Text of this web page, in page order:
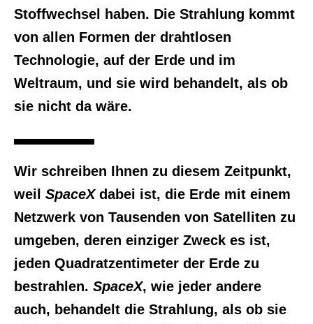
Stoffwechsel haben. Die Strahlung kommt
von allen Formen der drahtlosen
Technologie, auf der Erde und im
Weltraum, und sie wird behandelt, als ob
sie nicht da wäre.
Wir schreiben Ihnen zu diesem Zeitpunkt,
weil SpaceXdabei ist, die Erde mit einem
Netzwerk von Tausenden von Satelliten zu
umgeben, deren einziger Zweck es ist,
jeden Quadratzentimeter der Erde zu
bestrahlen. SpaceX, wie jeder andere
auch, behandelt die Strahlung, als ob sie